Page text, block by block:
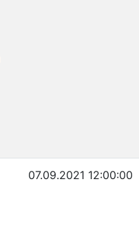
07.09.2021 12:00:00